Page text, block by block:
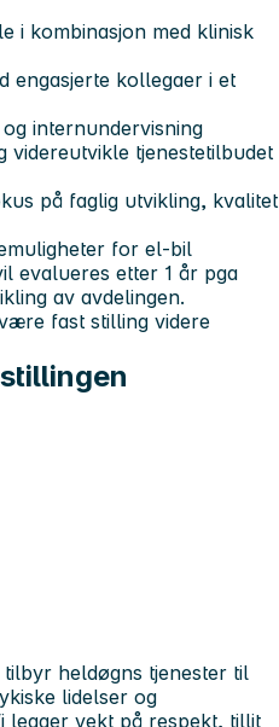
i kombinasjon med klinisk
engasjerte kollegaer i et
internundervisning
videreutvikle tjenestetilbudet
på faglig utvikling, kvalitet
for el-bil
evalueres etter 1 år pga
av avdelingen.
fast stilling videre
heldøgns tjenester til
lidelser og
legger vekt på respekt, tillit